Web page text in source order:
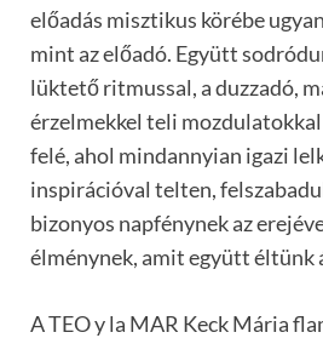
előadás misztikus körébe
mint az előadó. Együtt
lüktető ritmussal, a duzzadó,
érzelmekkel teli
felé, ahol mindannyian igazi
inspirációval telten,
bizonyos napfénynek az
élménynek, amit együtt éltünk
A TEO y la MAR Keck Mária